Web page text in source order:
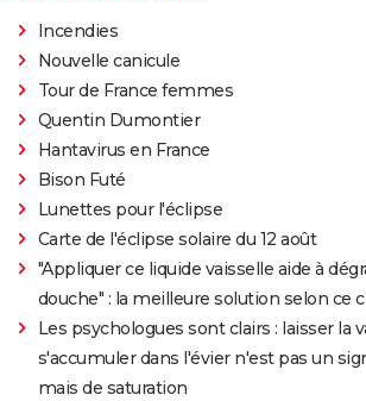
Incendies
Nouvelle canicule
Tour de France femmes
Quentin Dumontier
Hantavirus en France
Bison Futé
Lunettes pour l'éclipse
Carte de l'éclipse solaire du 12 août
"Appliquer ce liquide vaisselle aide à
douche" : la meilleure solution selon ce
Les psychologues sont clairs : laisser la
s'accumuler dans l'évier n'est pas un
mais de saturation